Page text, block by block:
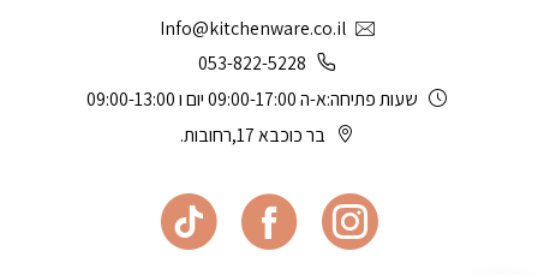
Info@kitchenware.co.il
053-822-5228
שעות פתיחה:א-ה 09:00-17:00 יום ו 09:00-13:00
בר כוכבא 17,רחובות.